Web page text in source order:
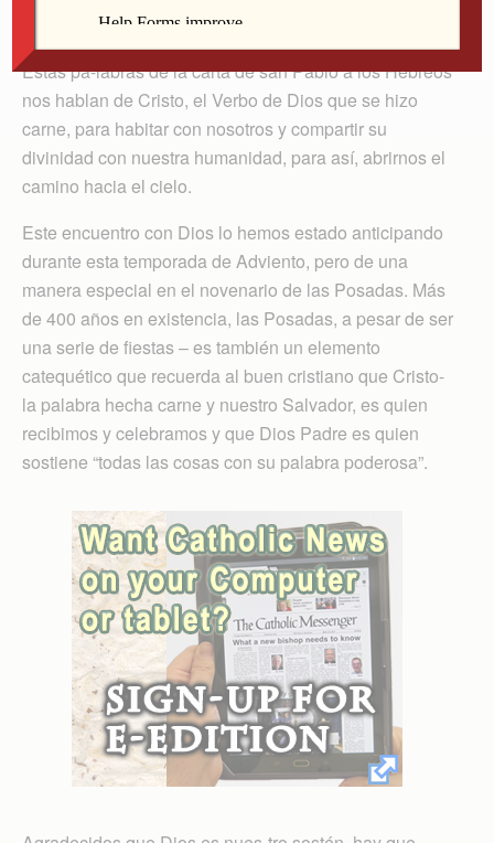
palabra poderosa. Hebreos 1, 3
Estas pa-labras de la carta de san Pablo a los Hebreos
nos hablan de Cristo, el Verbo de Dios que se hizo
carne, para habitar con nosotros y compartir su
divinidad con nuestra humanidad, para así, abrirnos el
camino hacia el cielo.
Este encuentro con Dios lo hemos estado anticipando
durante esta temporada de Adviento, pero de una
manera especial en el novenario de las Posadas. Más
de 400 años en existencia, las Posadas, a pesar de ser
una serie de fiestas – es también un elemento
catequético que recuerda al buen cristiano que Cristo-
la palabra hecha carne y nuestro Salvador, es quien
recibimos y celebramos y que Dios Padre es quien
sostiene “todas las cosas con su palabra poderosa”.